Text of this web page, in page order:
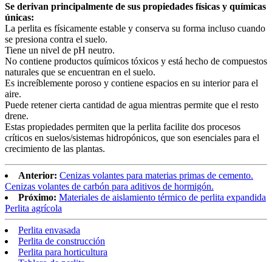
Se derivan principalmente de sus propiedades físicas y químicas
únicas:
La perlita es físicamente estable y conserva su forma incluso cuando
se presiona contra el suelo.
Tiene un nivel de pH neutro.
No contiene productos químicos tóxicos y está hecho de compuestos
naturales que se encuentran en el suelo.
Es increíblemente poroso y contiene espacios en su interior para el
aire.
Puede retener cierta cantidad de agua mientras permite que el resto
drene.
Estas propiedades permiten que la perlita facilite dos procesos
críticos en suelos/sistemas hidropónicos, que son esenciales para el
crecimiento de las plantas.
Anterior: Cenizas volantes para materias primas de cemento.
Cenizas volantes de carbón para aditivos de hormigón.
Próximo: Materiales de aislamiento térmico de perlita expandida
Perlita agrícola
Perlita envasada
Perlita de construcción
Perlita para horticultura